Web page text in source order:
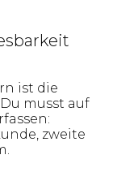
ist die
musst auf
zweite